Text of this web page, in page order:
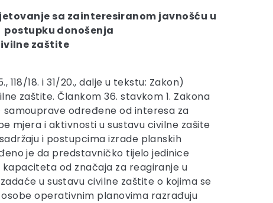
sa zainteresiranom javnošću u
postupku donošenja
zaštite
18. i 31/20., dalje u tekstu: Zakon)
zaštite. Člankom 36. stavkom 1. Zakona
određene od interesa za
mjera i aktivnosti u sustavu civilne zašite
i postupcima izrade planskih
je da predstavničko tijelo jedinice
od značaja za reagiranje u
u sustavu civilne zaštite o kojima se
operativnim planovima razrađuju